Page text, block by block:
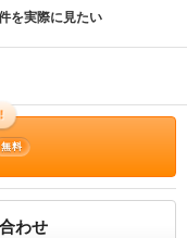
を実際に見たい
無料
わせ